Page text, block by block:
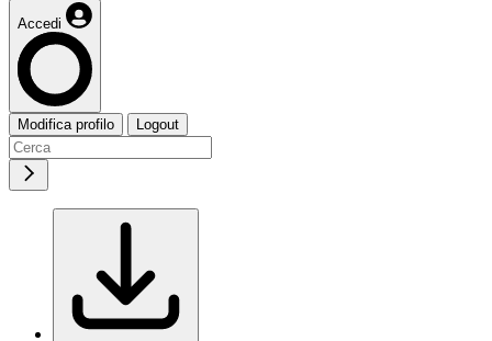
Accedi
Modifica profilo Logout